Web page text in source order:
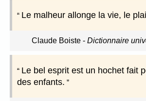
Le malheur allonge la vie, le
Claude Boiste- Dictionnaire
Le bel esprit est un hochet fait
des enfants.